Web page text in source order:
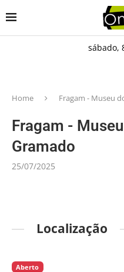
sábado,
Home Fragam - Museu
Fragam -
Gramado
25/07/2025
Localização
Aberto